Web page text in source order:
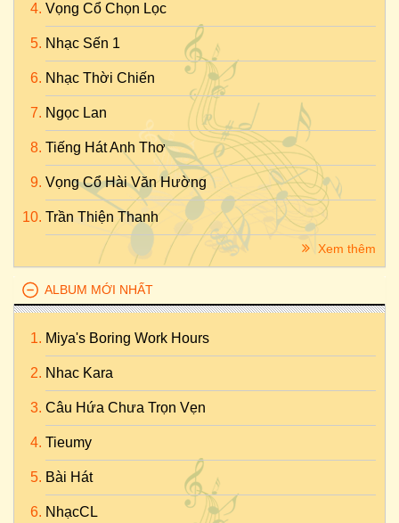
Vọng Cổ Chọn Lọc
Nhạc Sến 1
Nhạc Thời Chiến
Ngọc Lan
Tiếng Hát Anh Thơ
Vọng Cổ Hài Văn Hường
Trần Thiện Thanh
Xem thêm
ALBUM MỚI NHẤT
Miya's Boring Work Hours
Nhac Kara
Câu Hứa Chưa Trọn Vẹn
Tieumy
Bài Hát
NhạcCL